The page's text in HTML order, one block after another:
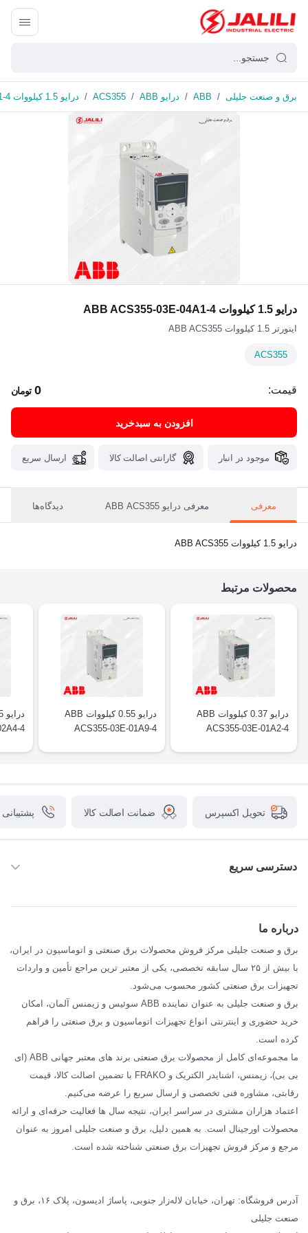
برق و صنعت جلیلی /
ABB
/ درایو ABB /
ACS355
/ درایو 1.5 کیلووات ABB ACS355-03E-04A1-4
درایو 1.5 کیلووات ABB ACS355-03E-04A1-4
اینورتر 1.5 کیلووات ABB ACS355
ACS355
قیمت: 0 تومان
افزودن به سبدخرید
موجود در انبار گارانتی اصالت کالا ارسال سریع
معرفی معرفی درایو ABB ACS355 دیدگاه‌ها
درایو 1.5 کیلووات ABB ACS355
محصولات مرتبط
درایو 0.37 کیلووات ABB
ACS355-03E-01A2-4
درایو 0.55 کیلووات ABB
ACS355-03E-01A9-4
4
تحویل اکسپرس ضمانت اصالت کالا
دسترسی سریع
SCHNEIDER
فراکو FRAKO
مقالات تخصصی برق صنعتی
درباره ما
برق و صنعت جلیلی مرکز فروش محصولات برق صنعتی و اتوماسیون در ایران،
با بیش از ۲۵ سال سابقه تخصصی، یکی از معتبر ترین مراجع تأمین و واردات
تجهیزات برق صنعتی کشور محسوب می‌شود.
برق و صنعت جلیلی به عنوان نماینده ABB سوئیس و زیمنس آلمان، امکان
خرید حضوری و اینترنتی انواع تجهیزات اتوماسیون و برق صنعتی را فراهم
کرده است.
ما مجموعه‌ای کامل از محصولات برق صنعتی برند های معتبر جهانی ABB (ای
بی بی)، زیمنس، اشنایدر الکتریک و FRAKO با تضمین اصالت کالا، قیمت
رقابتی، مشاوره فنی تخصصی و ارسال سریع را عرضه می‌کنیم.
اعتماد هزاران مشتری در سراسر ایران، نتیجه سال ها فعالیت حرفه‌ای و ارائه
محصولات اورجینال است. به همین دلیل، برق و صنعت جلیلی امروز به عنوان
مرجع و مرکز فروش تجهیزات برق صنعتی شناخته شده است.
آدرس فروشگاه: تهران، خیابان لاله‌زار جنوبی، پاساژ ادیسون، پلاک ۱۶، برق و
صنعت جلیلی